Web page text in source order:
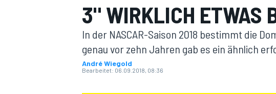
3" WIRKLICH ETWAS
In der NASCAR-Saison 2018 bestimmt die
genau vor zehn Jahren gab es ein ähnlich
André Wiegold
Bearbeitet: 06.09.2018, 08:36